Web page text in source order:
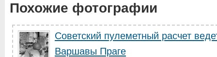
Похожие фотографии
Советский пулеметный расчет
Варшавы Праге